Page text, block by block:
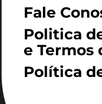
Fale
Politica
e Termos
Política